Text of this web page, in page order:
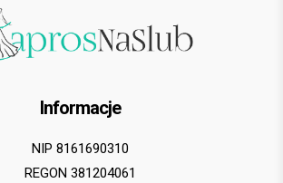
Informacje
NIP 8161690310
REGON 381204061